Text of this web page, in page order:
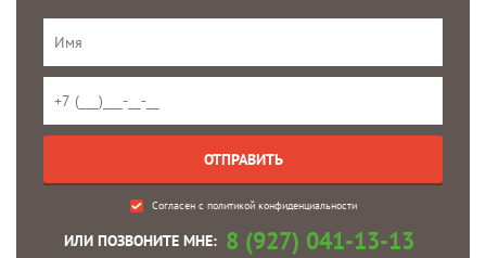
Согласен с политикой конфиденциальности
ИЛИ ПОЗВОНИТЕ МНЕ: 8 (927) 041-13-13